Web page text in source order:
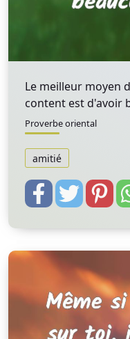
Le meilleur moyen
content est d'avoir
Proverbe oriental
amitié